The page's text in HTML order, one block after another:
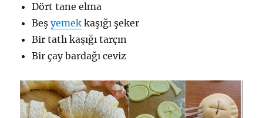
Dört tane elma
Beşyemek kaşığı şeker
Bir tatlı kaşığı tarçın
Bir çay bardağı ceviz